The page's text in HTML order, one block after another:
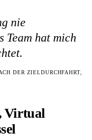
nie
Team hat mich
DER ZIELDURCHFAHRT,
Virtual